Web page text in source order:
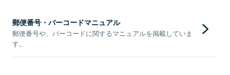
郵便番号・バーコードマニュアル
郵便番号や、バーコードに関するマニュアルを掲載していま
す。